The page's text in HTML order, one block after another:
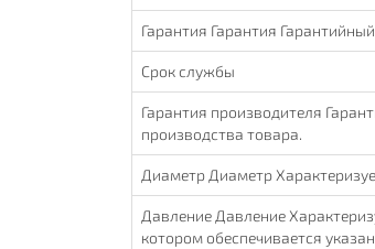
Гарантия Гарантия
Срок службы
Гарантия производителя
производства товара.
Диаметр Диаметр
Давление Давление
котором обеспечивается